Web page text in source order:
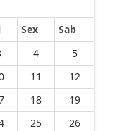
Sex
Sab
4
5
11
12
18
19
25
26